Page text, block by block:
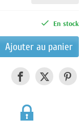
En stock
Ajouter au panier